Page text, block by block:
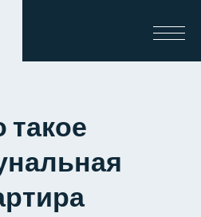
такое